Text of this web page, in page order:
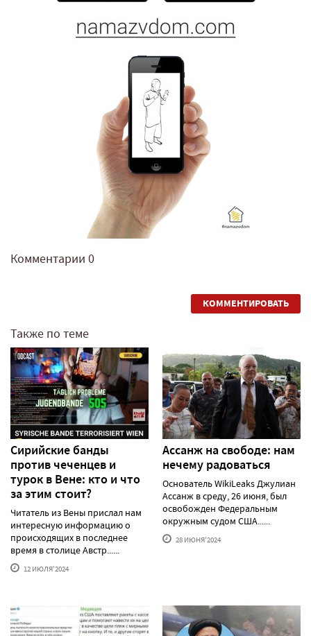
Комментарии 0
КОММЕНТИРОВАТЬ
Также по теме
Сирийские банды
против чеченцев и
турок в Вене: кто и что
за этим стоит?
Читатель из Вены прислал нам
интересную информацию о
происходящих в последнее
время в столице Австр......
12 ИЮЛЯ'2024
Ассанж на свободе: нам
нечему радоваться
Основатель WikiLeaks Джулиан
Ассанж в среду, 26 июня, был
освобожден Федеральным
окружным судом США......
28 ИЮНЯ'2024